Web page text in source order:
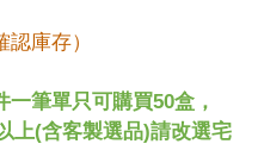
認庫存）
一筆單只可購買50盒，
上(含客製選品)請改選宅